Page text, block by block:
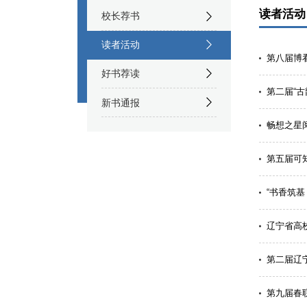
校长荐书
读者活动
好书荐读
新书通报
读者活动
第八届博
第二届“
畅想之星
第五届可
“书香筑
辽宁省高
第二届辽
第九届春